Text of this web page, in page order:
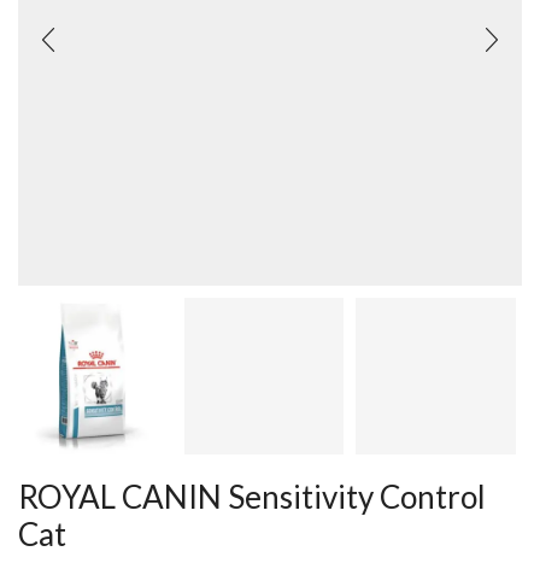
ROYAL CANIN Sensitivity Control
Cat